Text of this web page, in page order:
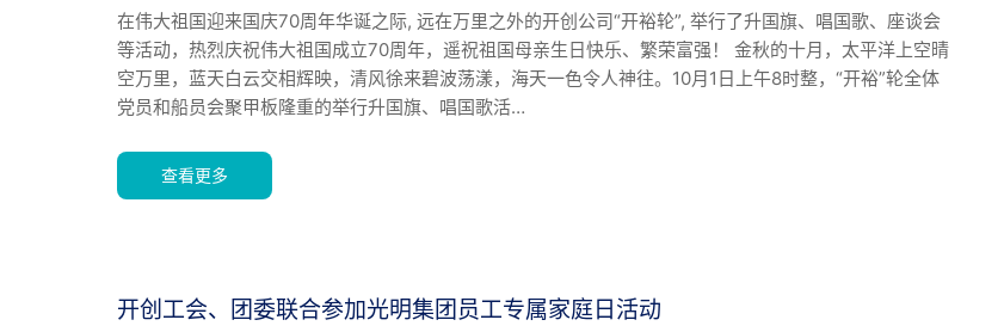
在伟大祖国迎来国庆70周年华诞之际, 远在万里之外的开创公司“开裕轮”, 举行了升国旗、唱国歌、座谈会
等活动，热烈庆祝伟大祖国成立70周年，遥祝祖国母亲生日快乐、繁荣富强！ 金秋的十月，太平洋上空晴
空万里，蓝天白云交相辉映，清风徐来碧波荡漾，海天一色令人神往。10月1日上午8时整，“开裕”轮全体
党员和船员会聚甲板隆重的举行升国旗、唱国歌活…
查看更多
开创工会、团委联合参加光明集团员工专属家庭日活动